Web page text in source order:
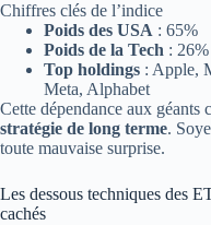
Chiffres clés de l’indice
Poids des USA : 65%
Poids de la Tech : 26%
Top holdings : Apple,
Meta, Alphabet
Cette dépendance aux géants
stratégie de long terme.
toute mauvaise surprise.
Les dessous techniques des
cachés